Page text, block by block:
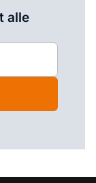
alle